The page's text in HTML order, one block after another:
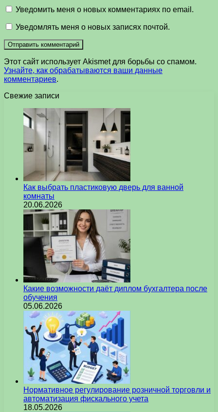
Уведомить меня о новых комментариях по email.
Уведомлять меня о новых записях почтой.
Этот сайт использует Akismet для борьбы со спамом.
Узнайте, как обрабатываются ваши данные
комментариев.
Свежие записи
Как выбрать пластиковую дверь для ванной
комнаты
20.06.2026
Какие возможности даёт диплом бухгалтера после
обучения
05.06.2026
Нормативное регулирование розничной торговли и
автоматизация фискального учета
18.05.2026